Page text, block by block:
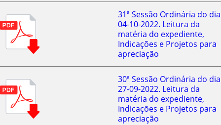
31ª Sessão Ordinária do dia
04-10-2022. Leitura da
matéria do expediente,
Indicações e Projetos para
apreciação
30ª Sessão Ordinária do dia
27-09-2022. Leitura da
matéria do expediente,
Indicações e Projetos para
apreciação